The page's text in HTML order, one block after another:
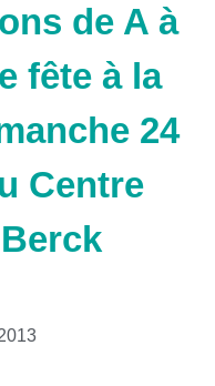
de A à
fête à la
24
Centre